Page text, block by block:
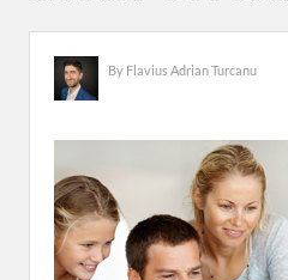
By Flavius Adrian Turcanu